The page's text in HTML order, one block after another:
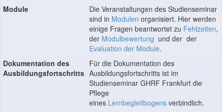
Module
Die Veranstaltungen des Studienseminar
sind in Modulen organisiert. Hier werden
einige Fragen beantwortet zu Fehlzeiten,
der Modulbewertung und der der
Evaluation der Module.
Dokumentation des
Ausbildungsfortschritts
Für die Dokumentation des
Ausbildungsfortschritts ist im
Studienseminar GHRF Frankfurt die
Pflege
eines Lernbegleitbogens verbindlich.